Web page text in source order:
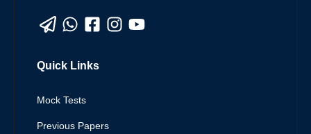
Quick Links
Mock Tests
Previous Papers